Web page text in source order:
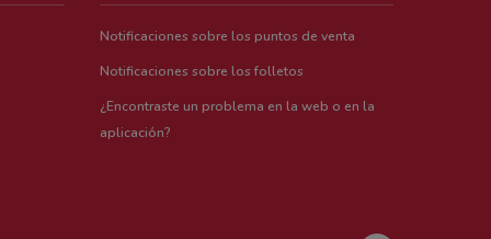
Notificaciones sobre los puntos de venta
Notificaciones sobre los folletos
¿Encontraste un problema en la web o en la
aplicación?